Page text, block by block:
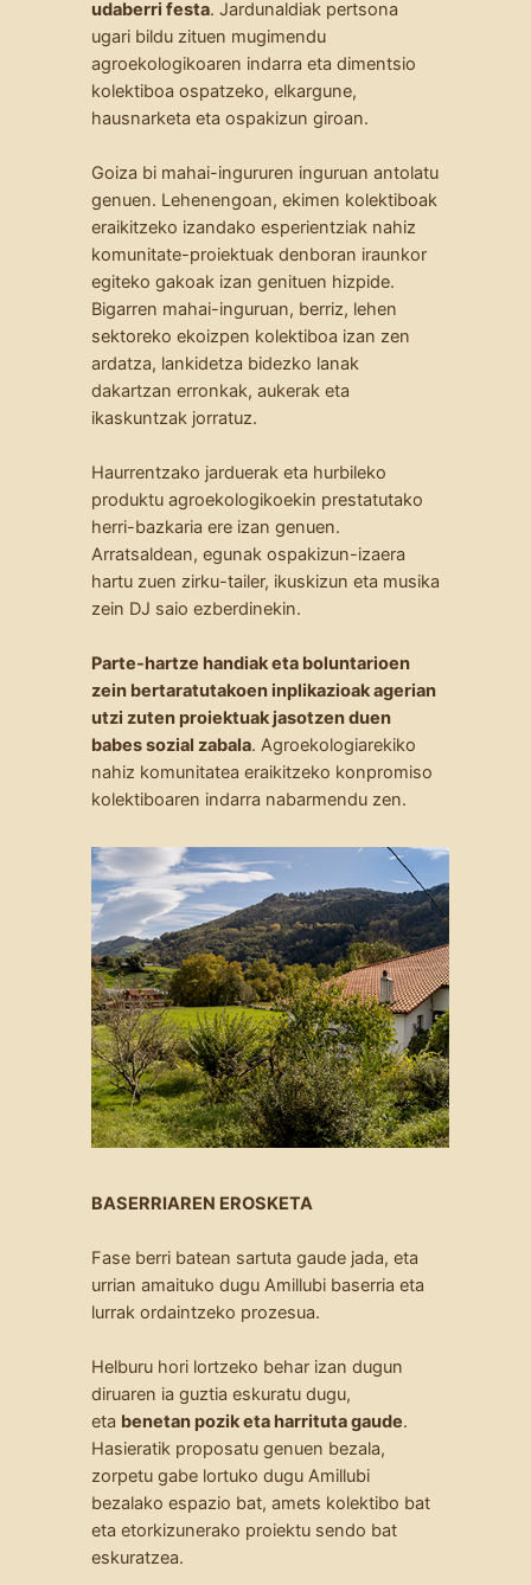
udaberri festa. Jardunaldiak pertsona
ugari bildu zituen mugimendu
agroekologikoaren indarra eta dimentsio
kolektiboa ospatzeko, elkargune,
hausnarketa eta ospakizun giroan.
Goiza bi mahai-ingururen inguruan antolatu
genuen. Lehenengoan, ekimen kolektiboak
eraikitzeko izandako esperientziak nahiz
komunitate-proiektuak denboran iraunkor
egiteko gakoak izan genituen hizpide.
Bigarren mahai-inguruan, berriz, lehen
sektoreko ekoizpen kolektiboa izan zen
ardatza, lankidetza bidezko lanak
dakartzan erronkak, aukerak eta
ikaskuntzak jorratuz.
Haurrentzako jarduerak eta hurbileko
produktu agroekologikoekin prestatutako
herri-bazkaria ere izan genuen.
Arratsaldean, egunak ospakizun-izaera
hartu zuen zirku-tailer, ikuskizun eta musika
zein DJ saio ezberdinekin.
Parte-hartze handiak eta boluntarioen
zein bertaratutakoen inplikazioak agerian
utzi zuten proiektuak jasotzen duen
babes sozial zabala. Agroekologiarekiko
nahiz komunitatea eraikitzeko konpromiso
kolektiboaren indarra nabarmendu zen.
BASERRIAREN EROSKETA
Fase berri batean sartuta gaude jada, eta
urrian amaituko dugu Amillubi baserria eta
lurrak ordaintzeko prozesua.
Helburu hori lortzeko behar izan dugun
diruaren ia guztia eskuratu dugu,
eta benetan pozik eta harrituta gaude.
Hasieratik proposatu genuen bezala,
zorpetu gabe lortuko dugu Amillubi
bezalako espazio bat, amets kolektibo bat
eta etorkizunerako proiektu sendo bat
eskuratzea.